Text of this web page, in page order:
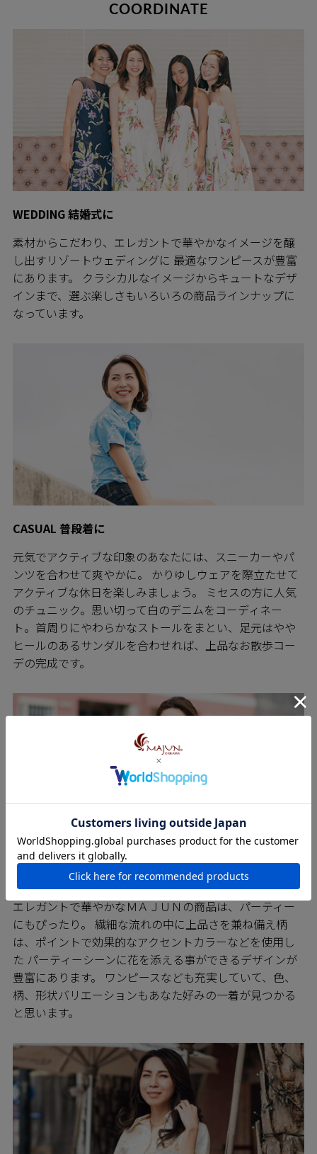
COORDINATE
WEDDING 結婚式に
素材からこだわり、エレガントで華やかなイメージを醸
し出すリゾートウェディングに 最適なワンピースが豊富
にあります。 クラシカルなイメージからキュートなデザ
インまで、選ぶ楽しさもいろいろの商品ラインナップに
なっています。
CASUAL 普段着に
元気でアクティブな印象のあなたには、スニーカーやパ
ンツを合わせて爽やかに。 かりゆしウェアを際立たせて
アクティブな休日を楽しみましょう。 ミセスの方に人気
のチュニック。思い切って白のデニムをコーディネー
ト。首周りにやわらかなストールをまとい、足元はやや
ヒールのあるサンダルを合わせれば、上品なお散歩コー
デの完成です。
PARTY パーティーに
エレガントで華やかなＭＡＪＵＮの商品は、パーティー
にもぴったり。 繊細な流れの中に上品さを兼ね備え柄
は、ポイントで効果的なアクセントカラーなどを使用し
た パーティーシーンに花を添える事ができるデザインが
豊富にあります。 ワンピースなども充実していて、色、
柄、形状バリエーションもあなた好みの一着が見つかる
と思います。